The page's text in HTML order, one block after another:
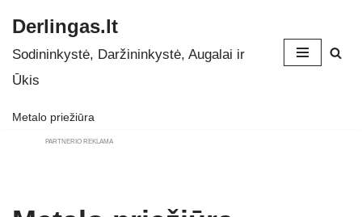
Skip
to
Derlingas.lt
Sodininkystė, Daržininkystė, Augalai ir
Ūkis
Metalo priežiūra
PARTNERIO REKLAMA